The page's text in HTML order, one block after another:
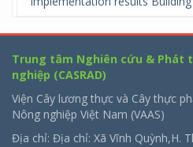
Trung tâm Nghiên cứu & Phát
nghiệp (CASRAD)
Viện Cây lương thực và Cây thực
Nông nghiệp Việt Nam (VAAS)
Địa chỉ: Địa chỉ: Xã Vĩnh Quỳnh,H.